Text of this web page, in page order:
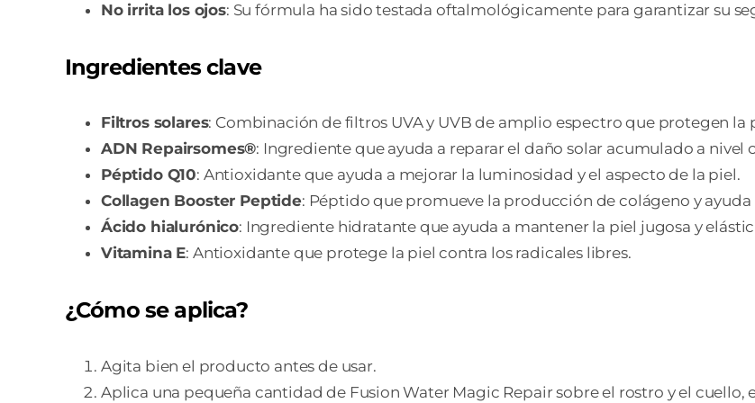
No irrita los ojos: Su fórmula ha sido testada oftalmológicamente para garantizar su
Ingredientes clave
Filtros solares: Combinación de filtros UVA y UVB de amplio espectro que protegen la
ADN Repairsomes®: Ingrediente que ayuda a reparar el daño solar acumulado a nivel
Péptido Q10: Antioxidante que ayuda a mejorar la luminosidad y el aspecto de la piel.
Collagen Booster Peptide: Péptido que promueve la producción de colágeno y ayuda
Ácido hialurónico: Ingrediente hidratante que ayuda a mantener la piel jugosa y
Vitamina E: Antioxidante que protege la piel contra los radicales libres.
¿Cómo se aplica?
Agita bien el producto antes de usar.
Aplica una pequeña cantidad de Fusion Water Magic Repair sobre el rostro y el